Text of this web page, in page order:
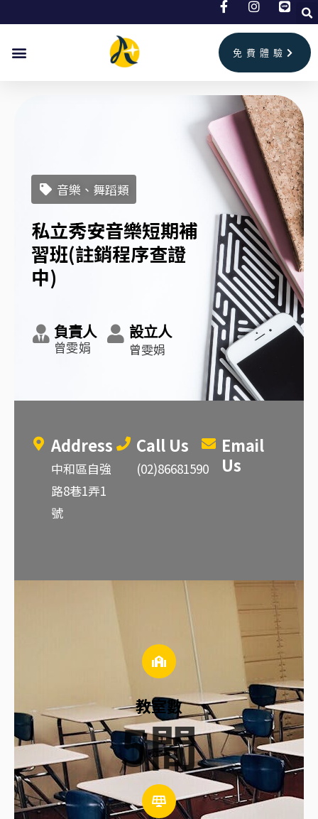
免費體驗
音樂、舞蹈類
私立秀安音樂短期補
習班(註銷程序查證
中)
負責人
曾雯娟
設立人
曾雯娟
Address
中和區自強
路8巷1弄1
號
Call Us
(02)86681590
Email
Us
5間
教室數